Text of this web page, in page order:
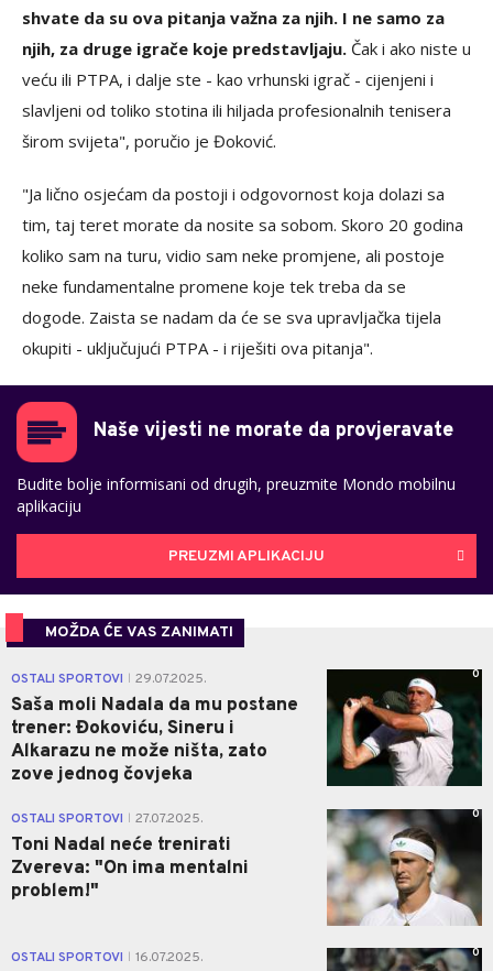
shvate da su ova pitanja važna za njih. I ne samo za
njih, za druge igrače koje predstavljaju. Čak i ako niste u
veću ili PTPA, i dalje ste - kao vrhunski igrač - cijenjeni i
slavljeni od toliko stotina ili hiljada profesionalnih tenisera
širom svijeta", poručio je Đoković.
"Ja lično osjećam da postoji i odgovornost koja dolazi sa
tim, taj teret morate da nosite sa sobom. Skoro 20 godina
koliko sam na turu, vidio sam neke promjene, ali postoje
neke fundamentalne promene koje tek treba da se
dogode. Zaista se nadam da će se sva upravljačka tijela
okupiti - uključujući PTPA - i riješiti ova pitanja".
Naše vijesti ne morate da provjeravate
Budite bolje informisani od drugih, preuzmite Mondo mobilnu
aplikaciju
PREUZMI APLIKACIJU
MOŽDA ĆE VAS ZANIMATI
OSTALI SPORTOVI 29.07.2025.
Saša moli Nadala da mu postane
trener: Đokoviću, Sineru i
Alkarazu ne može ništa, zato
zove jednog čovjeka
0
OSTALI SPORTOVI 27.07.2025.
Toni Nadal neće trenirati
Zvereva: "On ima mentalni
problem!"
0
OSTALI SPORTOVI 16.07.2025. 0